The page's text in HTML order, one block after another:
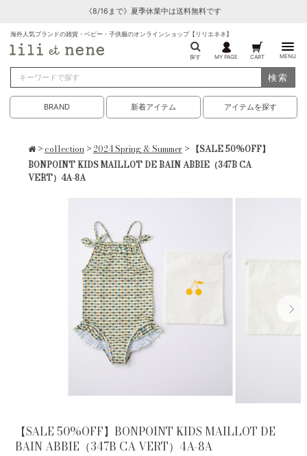
《8/16まで》夏季休業中は送料無料です
海外人気ブランドの雑貨・ベビー・子供服のオンラインショップ【リリエネネ】
探す MY PAGE CART MENU
検索
BRAND 新着アイテム アイテムを探す
>collection>2024 Spring & Summer > 【SALE 50%OFF】
BONPOINT KIDS MAILLOT DE BAIN ABBIE（347B CA
VERT）4A-8A
【SALE 50%OFF】BONPOINT KIDS MAILLOT DE
BAIN ABBIE（347B CA VERT）4A-8A